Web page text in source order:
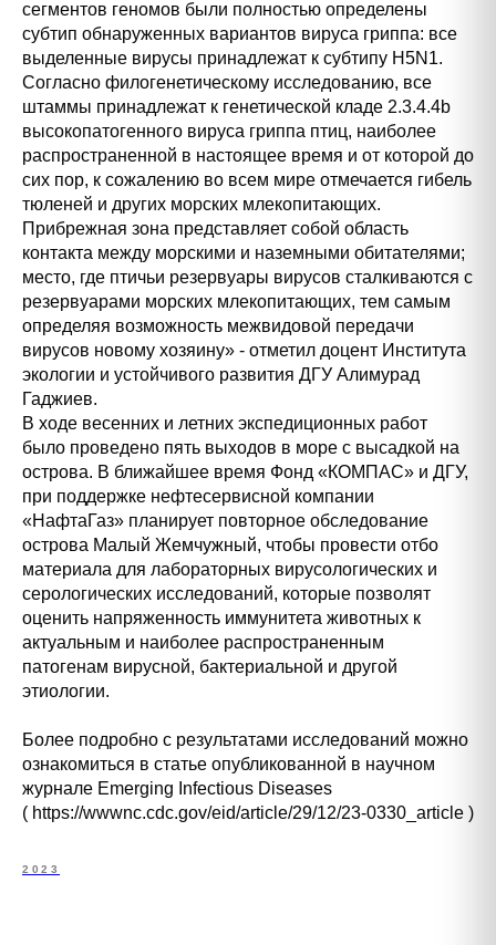
сегментов геномов были полностью определены
субтип обнаруженных вариантов вируса гриппа: все
выделенные вирусы принадлежат к субтипу H5N1.
Согласно филогенетическому исследованию, все
штаммы принадлежат к генетической кладе 2.3.4.4b
высокопатогенного вируса гриппа птиц, наиболее
распространенной в настоящее время и от которой до
сих пор, к сожалению во всем мире отмечается гибель
тюленей и других морских млекопитающих.
Прибрежная зона представляет собой область
контакта между морскими и наземными обитателями;
место, где птичьи резервуары вирусов сталкиваются с
резервуарами морских млекопитающих, тем самым
определяя возможность межвидовой передачи
вирусов новому хозяину» - отметил доцент Института
экологии и устойчивого развития ДГУ Алимурад
Гаджиев.
В ходе весенних и летних экспедиционных работ
было проведено пять выходов в море с высадкой на
острова. В ближайшее время Фонд «КОМПАС» и ДГУ,
при поддержке нефтесервисной компании
«НафтаГаз» планирует повторное обследование
острова Малый Жемчужный, чтобы провести отбо
материала для лабораторных вирусологических и
серологических исследований, которые позволят
оценить напряженность иммунитета животных к
актуальным и наиболее распространенным
патогенам вирусной, бактериальной и другой
этиологии.
Более подробно с результатами исследований можно
ознакомиться в статье опубликованной в научном
журнале Emerging Infectious Diseases
( https://wwwnc.cdc.gov/eid/article/29/12/23-0330_article )
2023